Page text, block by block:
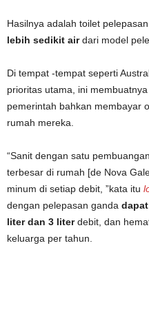
Hasilnya adalah toilet
lebih sedikit airdari model
Di tempat -tempat seperti
prioritas utama, ini membuatnya
pemerintah bahkan membayar
rumah mereka.
“Sanit dengan satu
terbesar di rumah [de Nova
minum di setiap debit, ”kata itu
dengan pelepasan ganda
liter dan 3 literdebit, dan
keluarga per tahun.